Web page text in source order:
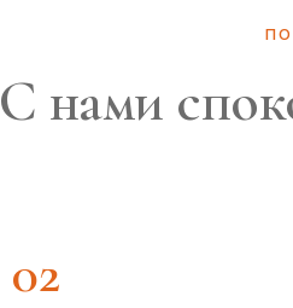
С нами
02